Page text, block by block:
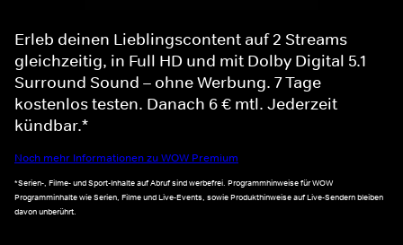
Erleb deinen Lieblingscontent auf 2 Streams
gleichzeitig, in Full HD und mit Dolby Digital 5.1
Surround Sound – ohne Werbung. 7 Tage
kostenlos testen. Danach 6 € mtl. Jederzeit
kündbar.*
Noch mehr Informationen zu WOW Premium
*Serien-, Filme- und Sport-Inhalte auf Abruf sind werbefrei. Programmhinweise für WOW
Programminhalte wie Serien, Filme und Live-Events, sowie Produkthinweise auf Live-Sendern bleiben
davon unberührt.